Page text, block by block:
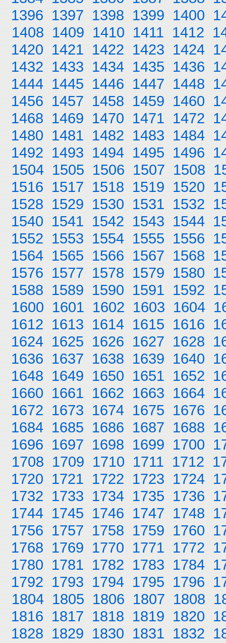
1396 1397 1398 1399 1400
1408 1409 1410 1411 1412
1420 1421 1422 1423 1424
1432 1433 1434 1435 1436
1444 1445 1446 1447 1448
1456 1457 1458 1459 1460
1468 1469 1470 1471 1472
1480 1481 1482 1483 1484
1492 1493 1494 1495 1496
1504 1505 1506 1507 1508
1516 1517 1518 1519 1520
1528 1529 1530 1531 1532
1540 1541 1542 1543 1544
1552 1553 1554 1555 1556
1564 1565 1566 1567 1568
1576 1577 1578 1579 1580
1588 1589 1590 1591 1592
1600 1601 1602 1603 1604
1612 1613 1614 1615 1616
1624 1625 1626 1627 1628
1636 1637 1638 1639 1640
1648 1649 1650 1651 1652
1660 1661 1662 1663 1664
1672 1673 1674 1675 1676
1684 1685 1686 1687 1688
1696 1697 1698 1699 1700
1708 1709 1710 1711 1712
1720 1721 1722 1723 1724
1732 1733 1734 1735 1736
1744 1745 1746 1747 1748
1756 1757 1758 1759 1760
1768 1769 1770 1771 1772
1780 1781 1782 1783 1784
1792 1793 1794 1795 1796
1804 1805 1806 1807 1808
1816 1817 1818 1819 1820
1828 1829 1830 1831 1832